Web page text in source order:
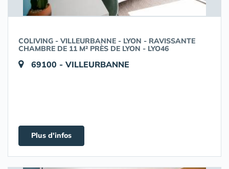
COLIVING - VILLEURBANNE - LYON - RAVISSANTE
CHAMBRE DE 11 M² PRÈS DE LYON - LYO46
69100 - VILLEURBANNE
Plus d'infos